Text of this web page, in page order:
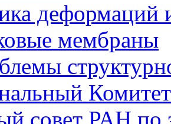
деформаций
мембраны